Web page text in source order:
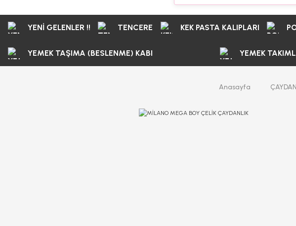
YENİ GELENLER !! TENCERE KEK PASTA KALIPLARI
YEMEK TAŞIMA (BESLENME) KABI YEMEK
Anasayfa